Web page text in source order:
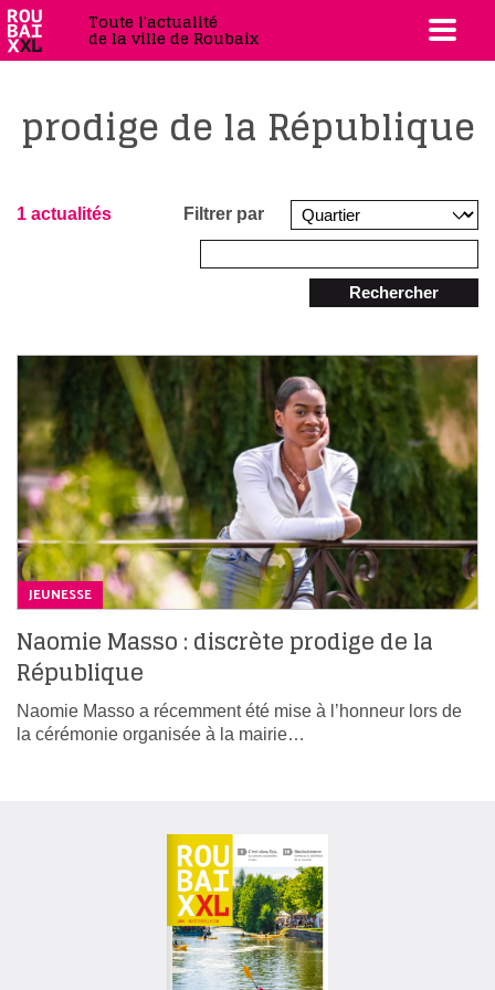
Toute l'actualité
de la ville de Roubaix
prodige de la République
1 actualités Filtrer par
Rechercher
JEUNESSE
Naomie Masso : discrète prodige de la
République
Naomie Masso a récemment été mise à l’honneur lors de
la cérémonie organisée à la mairie…